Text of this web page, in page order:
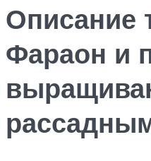
Описание
Фараон и